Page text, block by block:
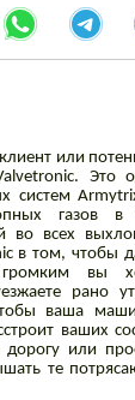
или
Это
систем
газов в
во всех
в том, чтобы
громким вы
рано
ваша
ваших
или
те